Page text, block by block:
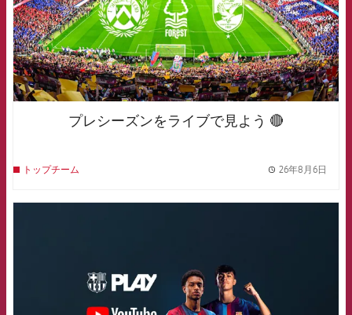
プレシーズンをライブで見よう 🔴
トップチーム 26年8月6日